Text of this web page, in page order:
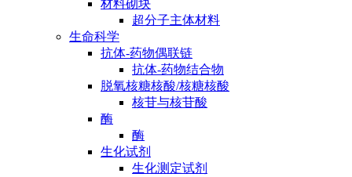
材料砌块
超分子主体材料
生命科学
抗体-药物偶联链
抗体-药物结合物
脱氧核糖核酸/核糖核酸
核苷与核苷酸
酶
酶
生化试剂
生化测定试剂